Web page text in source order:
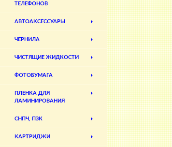
ТЕЛЕФОНОВ
АВТОАКСЕССУАРЫ
ЧЕРНИЛА
ЧИСТЯЩИЕ ЖИДКОСТИ
ФОТОБУМАГА
ПЛЕНКА ДЛЯ
ЛАМИНИРОВАНИЯ
СНПЧ, ПЗК
КАРТРИДЖИ